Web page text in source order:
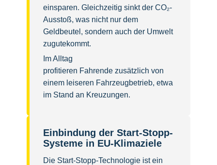
einsparen. Gleichzeitig sinkt der CO₂-
Ausstoß, was nicht nur dem
Geldbeutel, sondern auch der Umwelt
zugutekommt.
Im Alltag
profitieren Fahrende zusätzlich von
einem leiseren Fahrzeugbetrieb, etwa
im Stand an Kreuzungen.
Einbindung der Start-Stopp-
Systeme in EU-Klimaziele
Die Start-Stopp-Technologie ist ein